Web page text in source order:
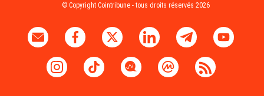
© Copyright Cointribune - tous droits réservés 2026